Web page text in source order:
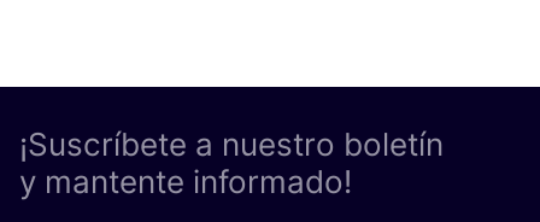
¡Suscríbete a nuestro boletín
y mantente informado!